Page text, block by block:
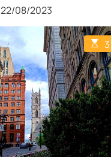
22/08/2023
E
s
t
i
m
a
t
e
d
r
e
a
d